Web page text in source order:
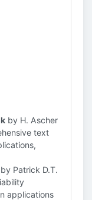
by H. Ascher
text
by Patrick D.T.
applications